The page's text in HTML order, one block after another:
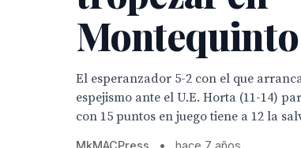
Montequinto
El esperanzador 5-2 con el que
espejismo ante el U.E. Horta (11-14)
con 15 puntos en juego tiene a 12 la
MkMACPress • hace 7 años